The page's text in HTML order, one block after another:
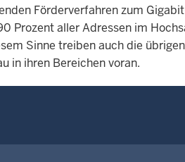
Förderverfahren zum
Prozent aller Adressen im
Sinne treiben auch die
in ihren Bereichen voran.